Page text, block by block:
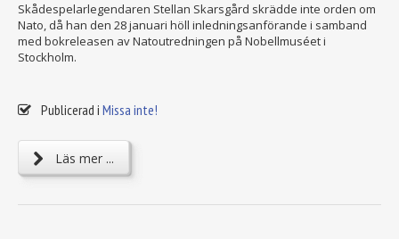
Skådespelarlegendaren Stellan Skarsgård skrädde inte orden om
Nato, då han den 28 januari höll inledningsanförande i samband
med bokreleasen av Natoutredningen på Nobellmuséet i
Stockholm.
Publicerad i Missa inte!
Läs mer ...